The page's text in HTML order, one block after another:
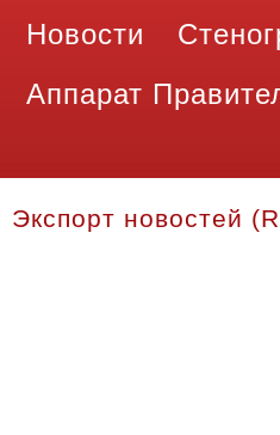
Новости
Аппарат
Экспорт новостей